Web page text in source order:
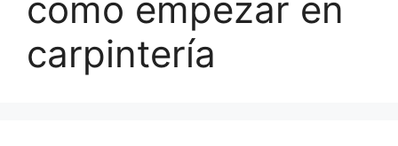
cómo empezar en
carpintería